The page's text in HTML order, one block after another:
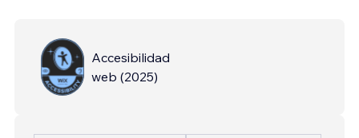
Accesibilidad
web (2025)